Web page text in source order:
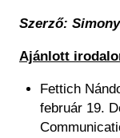
Szerző:
Ajánlott
Fettich
február 19.